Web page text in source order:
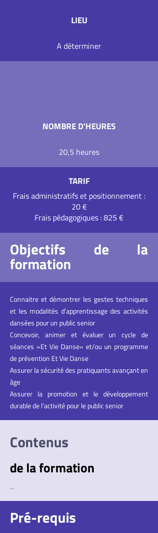
LIEU
A déterminer
NOMBRE D'HEURES
20,5 heures
TARIF
Frais administratifs et positionnement :
20 €
Frais pédagogiques : 825 €
Objectifs de la
formation
Connaitre et démontrer les gestes techniques
et les modalités d’apprentissage des activités
dansées pour un public senior
Concevoir, animer et évaluer un cycle de
séances «Et Vie Danse» et/ou un programme
de prévention Et Vie Danse
Assurer la sécurité des pratiquants avançant en
âge
Assurer la promotion et le développement
durable de l’activité pour le public senior
Contenus
de la formation
...
Pré-requis